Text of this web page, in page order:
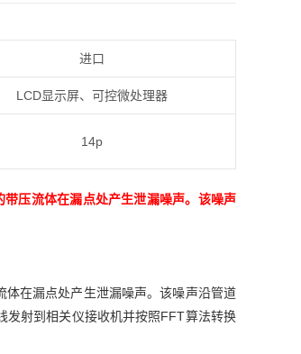
进口
LCD显示屏、可控微处理器
14p
压流体在漏点处产生泄漏噪声。该噪声
在漏点处产生泄漏噪声。该噪声沿管道
发射到相关仪接收机并按照FFT算法转换